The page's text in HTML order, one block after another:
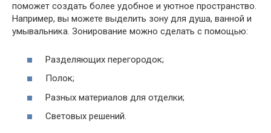
поможет создать более удобное и уютное пространство.
Например, вы можете выделить зону для душа, ванной и
умывальника. Зонирование можно сделать с помощью:
Разделяющих перегородок;
Полок;
Разных материалов для отделки;
Световых решений.